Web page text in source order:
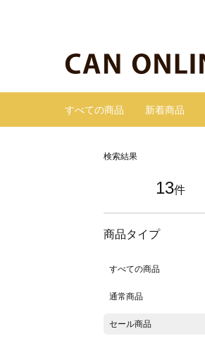
すべての商品 新着商品
検索結果
13件
商品タイプ
すべての商品
通常商品
セール商品